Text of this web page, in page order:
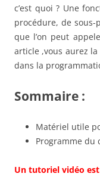
c’est quoi ? Une
procédure, de sous-
que l’on peut
article ,vous aurez
dans la
Sommaire :
Matériel utile
Programme
Un tutoriel vidéo